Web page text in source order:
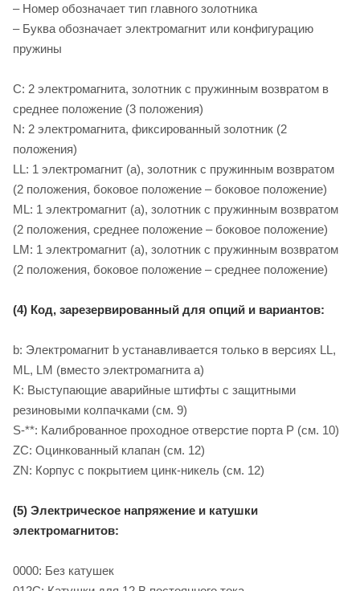
– Номер обозначает тип главного золотника
– Буква обозначает электромагнит или конфигурацию
пружины
C: 2 электромагнита, золотник с пружинным возвратом в
среднее положение (3 положения)
N: 2 электромагнита, фиксированный золотник (2
положения)
LL: 1 электромагнит (a), золотник с пружинным возвратом
(2 положения, боковое положение – боковое положение)
ML: 1 электромагнит (a), золотник с пружинным возвратом
(2 положения, среднее положение – боковое положение)
LM: 1 электромагнит (a), золотник с пружинным возвратом
(2 положения, боковое положение – среднее положение)
(4) Код, зарезервированный для опций и вариантов:
b: Электромагнит b устанавливается только в версиях LL,
ML, LM (вместо электромагнита a)
K: Выступающие аварийные штифты с защитными
резиновыми колпачками (см. 9)
S-**: Калиброванное проходное отверстие порта P (см. 10)
ZC: Оцинкованный клапан (см. 12)
ZN: Корпус с покрытием цинк-никель (см. 12)
(5) Электрическое напряжение и катушки
электромагнитов:
0000: Без катушек